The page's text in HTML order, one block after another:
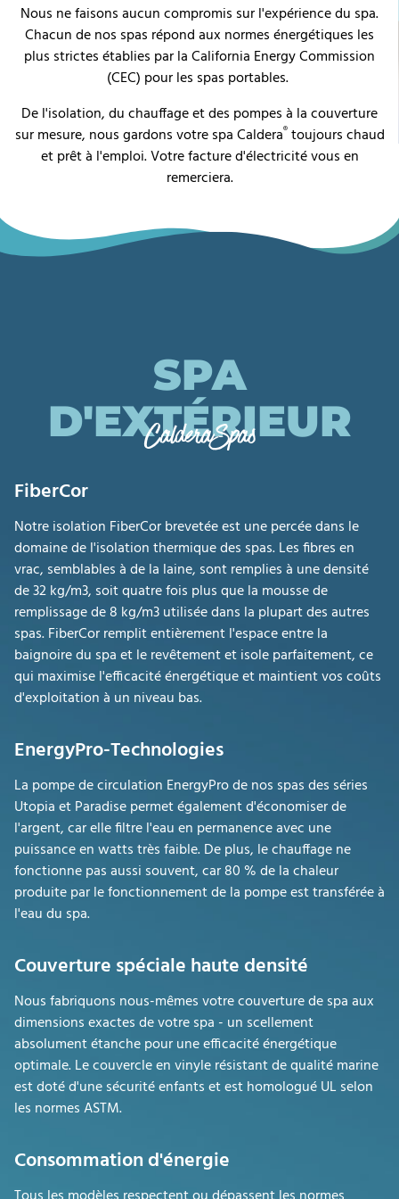
Nous ne faisons aucun compromis sur l'expérience du spa.
Chacun de nos spas répond aux normes énergétiques les
plus strictes établies par la California Energy Commission
(CEC) pour les spas portables.
De l'isolation, du chauffage et des pompes à la couverture
sur mesure, nous gardons votre spa Caldera®toujours chaud
et prêt à l'emploi. Votre facture d'électricité vous en
remerciera.
SPA
D'EXTÉRIEUR
CalderaSpas
FiberCor
Notre isolation FiberCor brevetée est une percée dans le
domaine de l'isolation thermique des spas. Les fibres en
vrac, semblables à de la laine, sont remplies à une densité
de 32 kg/m3, soit quatre fois plus que la mousse de
remplissage de 8 kg/m3 utilisée dans la plupart des autres
spas. FiberCor remplit entièrement l'espace entre la
baignoire du spa et le revêtement et isole parfaitement, ce
qui maximise l'efficacité énergétique et maintient vos coûts
d'exploitation à un niveau bas.
EnergyPro-Technologies
La pompe de circulation EnergyPro de nos spas des séries
Utopia et Paradise permet également d'économiser de
l'argent, car elle filtre l'eau en permanence avec une
puissance en watts très faible. De plus, le chauffage ne
fonctionne pas aussi souvent, car 80 % de la chaleur
produite par le fonctionnement de la pompe est transférée à
l'eau du spa.
Couverture spéciale haute densité
Nous fabriquons nous-mêmes votre couverture de spa aux
dimensions exactes de votre spa - un scellement
absolument étanche pour une efficacité énergétique
optimale. Le couvercle en vinyle résistant de qualité marine
est doté d'une sécurité enfants et est homologué UL selon
les normes ASTM.
Consommation d'énergie